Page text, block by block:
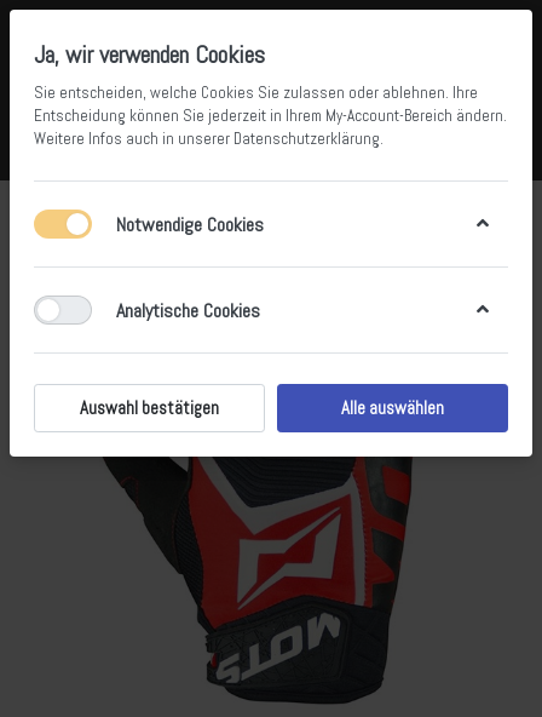
Menü Anmelden Vergleichen Wunschliste
Ja, wir verwenden Cookies
Sie entscheiden, welche Cookies Sie zulassen oder ablehnen. Ihre
Entscheidung können Sie jederzeit in Ihrem My-Account-Bereich ändern.
Weitere Infos auch in unserer Datenschutzerklärung.
Notwendige Cookies
Analytische Cookies
Auswahl bestätigen Alle auswählen